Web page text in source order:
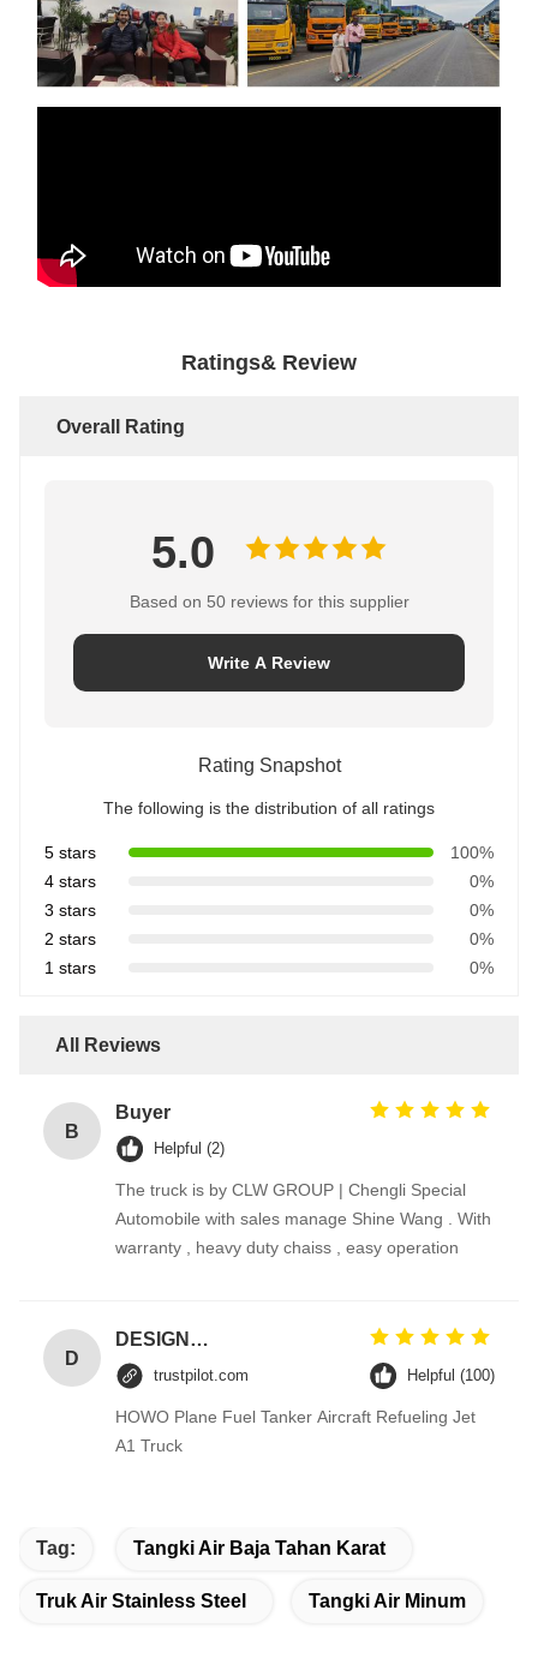
Ratings& Review
Overall Rating
5.0
Based on 50 reviews for this supplier
Write A Review
Rating Snapshot
The following is the distribution of all ratings
5 stars
100%
4 stars
0%
3 stars
0%
2 stars
0%
1 stars
0%
All Reviews
B
Buyer
Helpful (2)
The truck is by CLW GROUP | Chengli Special
Automobile with sales manage Shine Wang . With
warranty , heavy duty chaiss , easy operation
D
DESIGNER CODE
trustpilot.com Helpful (100)
HOWO Plane Fuel Tanker Aircraft Refueling Jet
A1 Truck
Tag: Tangki Air Baja Tahan Karat
Truk Air Stainless Steel Tangki Air Minum